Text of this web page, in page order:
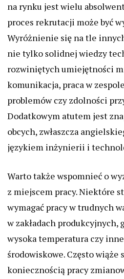
na rynku jest wielu
proces rekrutacji może być
Wyróżnienie się na tle
nie tylko solidnej wiedzy
rozwiniętych umiejętności
komunikacja, praca w
problemów czy zdolności
Dodatkowym atutem jest
obcych, zwłaszcza
językiem inżynierii i
Warto także wspomnieć o
z miejscem pracy. Niektóre
wymagać pracy w trudnych
w zakładach produkcyjnych,
wysoka temperatura czy
środowiskowe. Często wiąże
koniecznością pracy